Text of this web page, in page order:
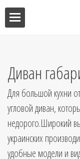
кухни
Диван
Для большой кухни
угловой диван,
недорого.Широкий
украинских
удобные модели и